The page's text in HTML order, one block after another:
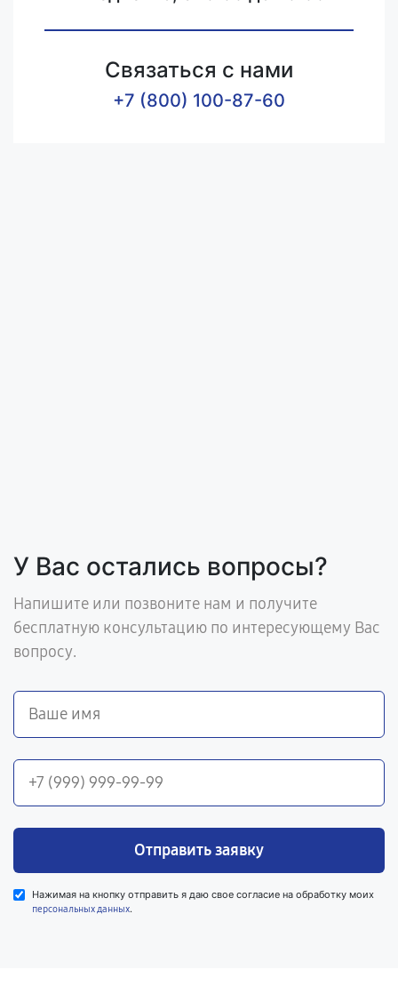
Связаться с нами
+7 (800) 100-87-60
У Вас остались вопросы?
Напишите или позвоните нам и получите
бесплатную консультацию по интересующему Вас
вопросу.
Отправить заявку
Нажимая на кнопку отправить я даю свое согласие на обработку моих
персональных данных.